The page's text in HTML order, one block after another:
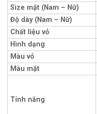
Size mặt (Nam – Nữ)
Độ dày (Nam – Nữ)
Chất liệu vỏ
Hình dạng
Màu vỏ
Màu mặt
Tính năng